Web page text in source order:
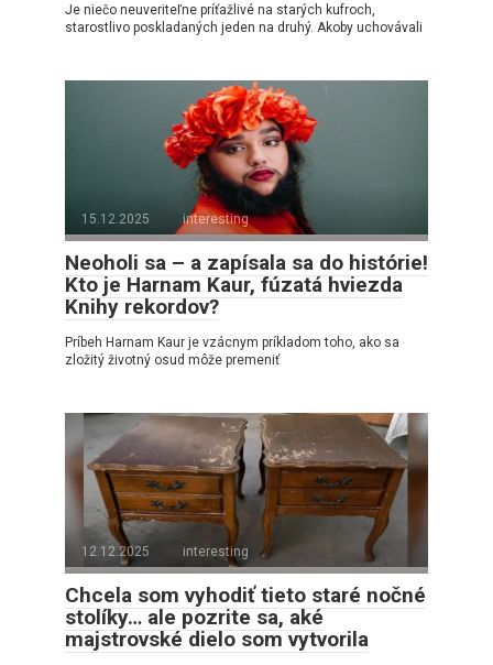
Je niečo neuveriteľne príťažlivé na starých kufroch,
starostlivo poskladaných jeden na druhý. Akoby uchovávali
15.12.2025 interesting
Neoholi sa – a zapísala sa do histórie!
Kto je Harnam Kaur, fúzatá hviezda
Knihy rekordov?
Príbeh Harnam Kaur je vzácnym príkladom toho, ako sa
zložitý životný osud môže premeniť
12.12.2025 interesting
Chcela som vyhodiť tieto staré nočné
stolíky… ale pozrite sa, aké
majstrovské dielo som vytvorila